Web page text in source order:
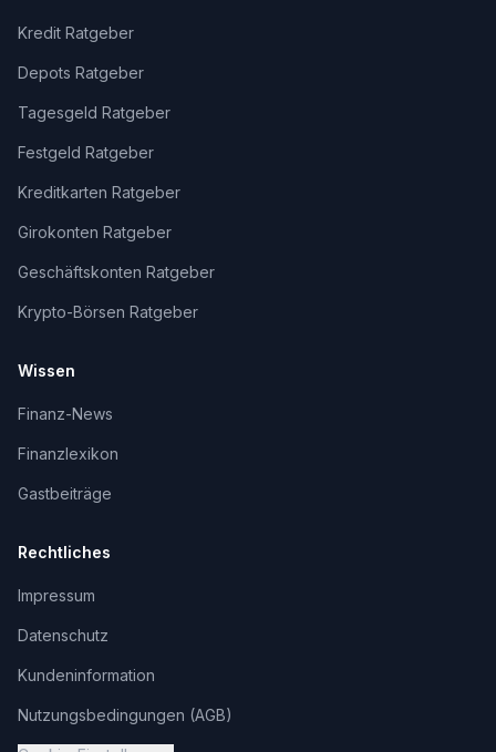
Kredit Ratgeber
Depots Ratgeber
Tagesgeld Ratgeber
Festgeld Ratgeber
Kreditkarten Ratgeber
Girokonten Ratgeber
Geschäftskonten Ratgeber
Krypto-Börsen Ratgeber
Wissen
Finanz-News
Finanzlexikon
Gastbeiträge
Rechtliches
Impressum
Datenschutz
Kundeninformation
Nutzungsbedingungen (AGB)